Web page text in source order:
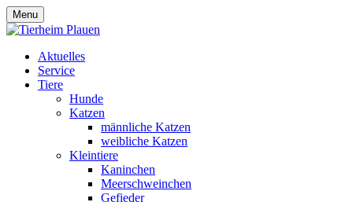
Menu
Aktuelles
Service
Tiere
Hunde
Katzen
männliche Katzen
weibliche Katzen
Kleintiere
Kaninchen
Meerschweinchen
Gefieder